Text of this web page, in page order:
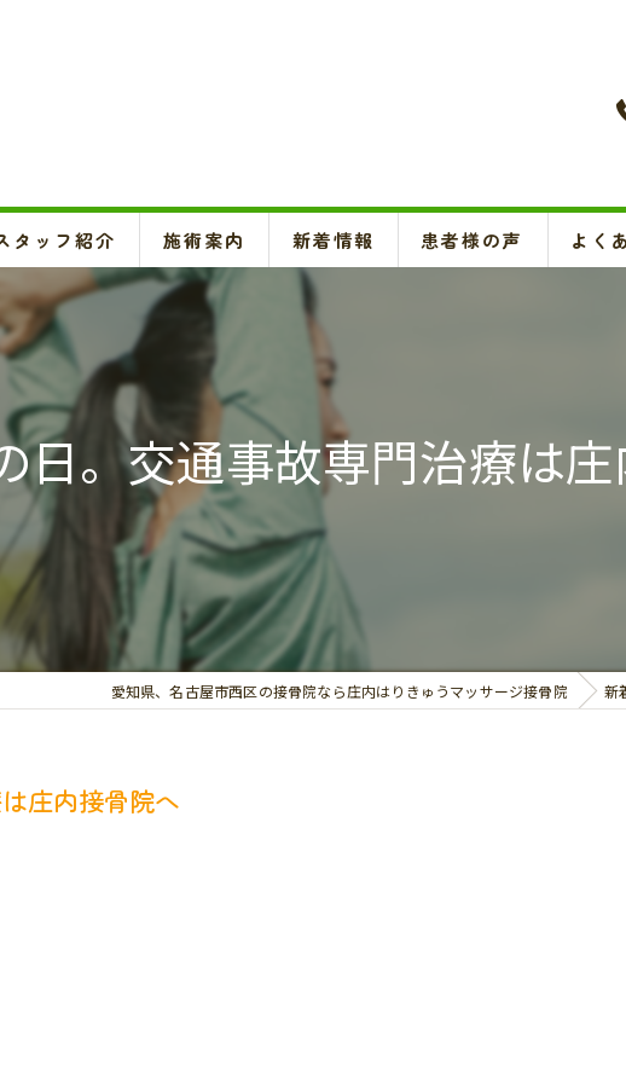
タッフ紹介 施術案内
頚椎、背骨、骨盤矯正、O脚矯正
ハイボルテージ・超音波治療、超短波治療
鍼灸(はり、きゅう)
悪阻・安産・逆子治療、不妊治療
交通事故治療
お悩み別の治療
新着情報 患者様の声 よく
日。交通事故専門治療は
愛知県、名古屋市西区の接骨院なら庄内はりきゅうマッサージ接骨院 新
庄内接骨院へ